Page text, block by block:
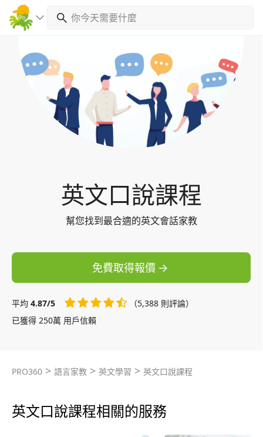
英文口說課程
幫您找到最合適的英文會話家教
免費取得報價
平均 4.87/5
（5,388 則評論）
已獲得 250萬 用戶信賴
PRO360 > 語言家教 > 英文學習 > 英文口說課程
英文口說課程相關的服務